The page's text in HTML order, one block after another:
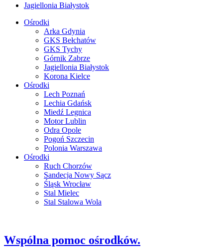
Jagiellonia Białystok
Ośrodki
Arka Gdynia
GKS Bełchatów
GKS Tychy
Górnik Zabrze
Jagiellonia Białystok
Korona Kielce
Ośrodki
Lech Poznań
Lechia Gdańsk
Miedź Legnica
Motor Lublin
Odra Opole
Pogoń Szczecin
Polonia Warszawa
Ośrodki
Ruch Chorzów
Sandecja Nowy Sącz
Śląsk Wrocław
Stal Mielec
Stal Stalowa Wola
Wspólna pomoc ośrodków.